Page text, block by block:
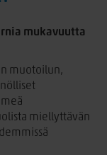
mukavuutta
muotoilun,
miellyttävän